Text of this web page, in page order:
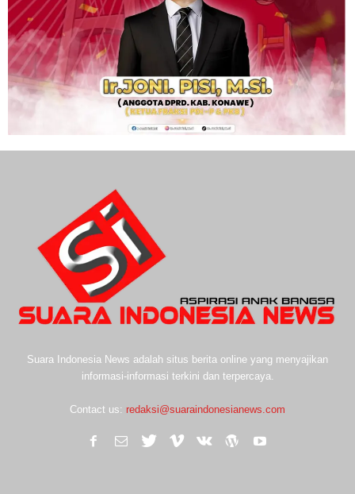
Suara Indonesia News adalah situs berita online yang menyajikan
informasi-informasi terkini dan terpercaya.
Contact us: redaksi@suaraindonesianews.com